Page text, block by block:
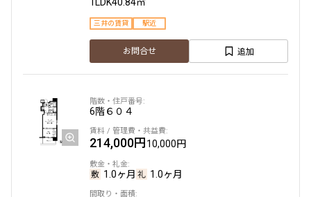
三井の賃貸 駅近
お問合せ 追加
6階６０４
214,000円10,000円
1.0ヶ月 1.0ヶ月